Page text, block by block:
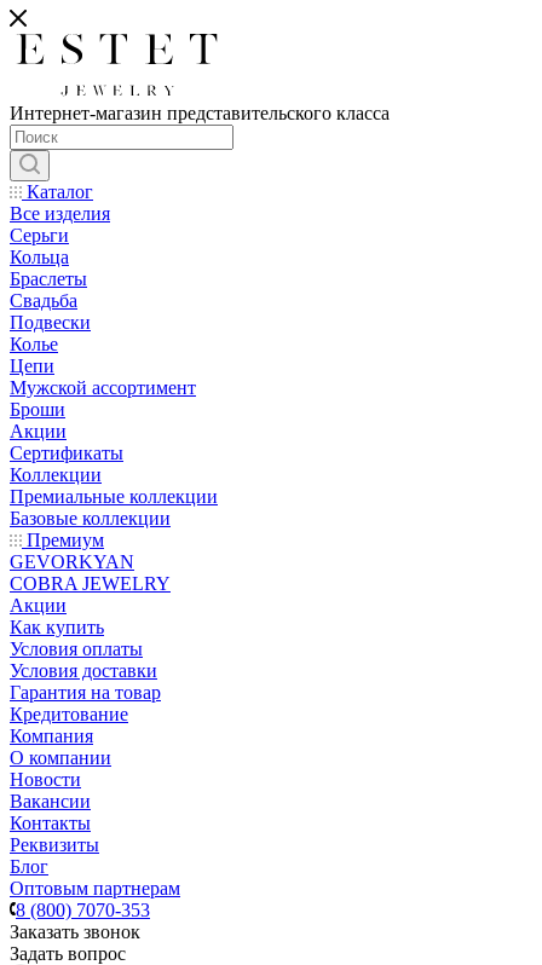
Интернет-магазин представительского класса
Каталог
Все изделия
Серьги
Кольца
Браслеты
Свадьба
Подвески
Колье
Цепи
Мужской ассортимент
Броши
Акции
Сертификаты
Коллекции
Премиальные коллекции
Базовые коллекции
Премиум
GEVORKYAN
COBRA JEWELRY
Акции
Как купить
Условия оплаты
Условия доставки
Гарантия на товар
Кредитование
Компания
О компании
Новости
Вакансии
Контакты
Реквизиты
Блог
Оптовым партнерам
8 (800) 7070-353
Заказать звонок
Задать вопрос